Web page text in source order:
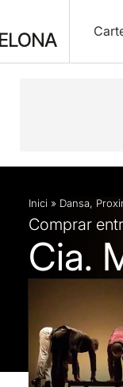
Descripció Fitxa
Inici » Dansa,
Comprar
Cia.